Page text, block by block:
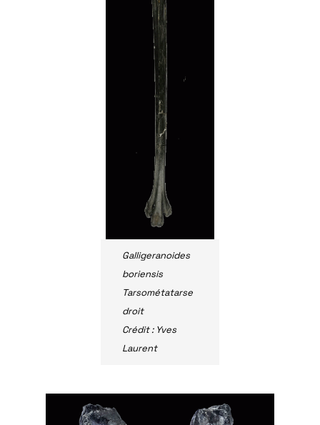
Galligeranoides
boriensis
Tarsométatarse
droit
Crédit : Yves
Laurent